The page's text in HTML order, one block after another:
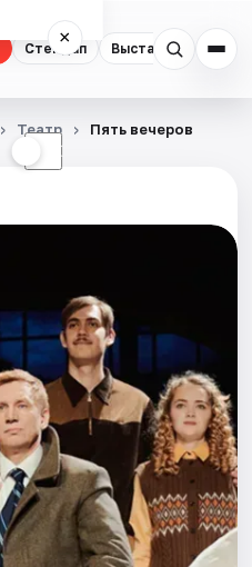
Стендап Выставки
×
☾
Театр Пять вечеров